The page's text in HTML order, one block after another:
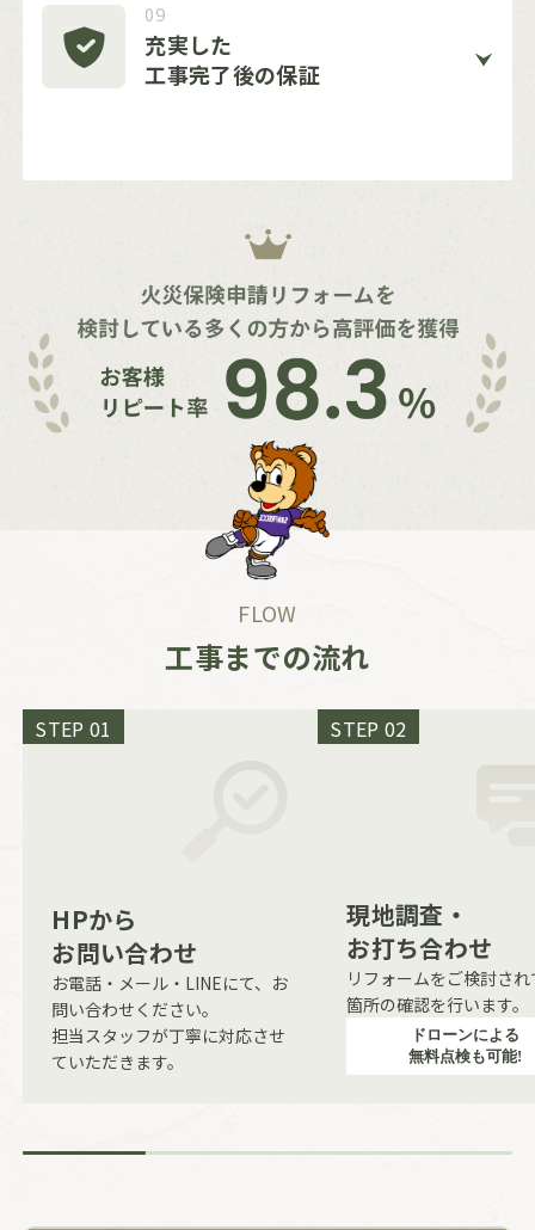
09
充実した
工事完了後の保証
検討している多くの方から高評価を獲得
98.3
FLOW
工事までの流れ
STEP 01
HPから
お問い合わせ
お電話・メール・LINEにて、お
問い合わせください。
担当スタッフが丁寧に対応させ
ていただきます。
STEP 02
現地調査・
お打ち合わせ
リフォームをご検討さ
箇所の確認を行います。
ドローンによる
無料点検も可能!